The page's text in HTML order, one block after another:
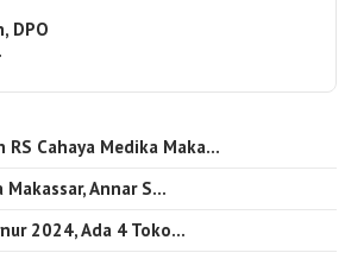
DPO
RS Cahaya Medika Maka…
Annar S…
2024, Ada 4 Toko…